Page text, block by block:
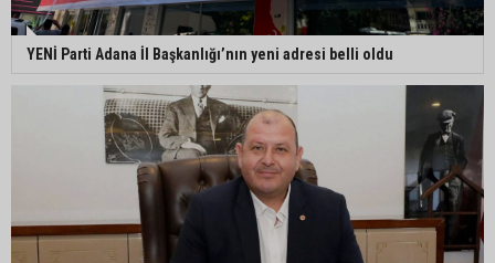
YENİ Parti Adana İl Başkanlığı’nın yeni adresi belli oldu